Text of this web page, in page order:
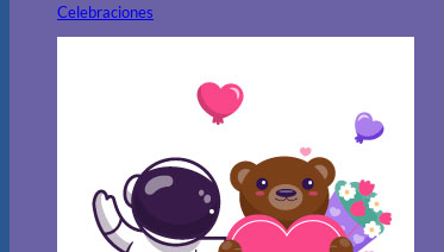
Celebraciones